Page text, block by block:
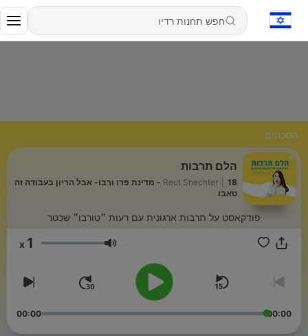
הסכתים
הלם תרבות
Reut Shechter 18 - מדינת פרו ורבו- אבל הריון בעבודה זה
טאבו
פודקאסט על תרבות ארגונית עם רעות ״טורבו״ שכטר
עוצמת שמע 1
00:00
00:00